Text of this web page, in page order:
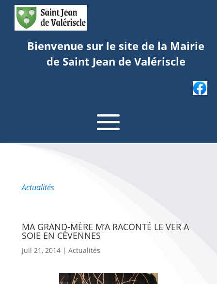
Bienvenue sur le site de la Mairie
de Saint Jean de Valériscle
Actualités
MA GRAND-MÈRE M’A RACONTÉ LE VER A
SOIE EN CÉVENNES
Juil 21, 2014| Actualités